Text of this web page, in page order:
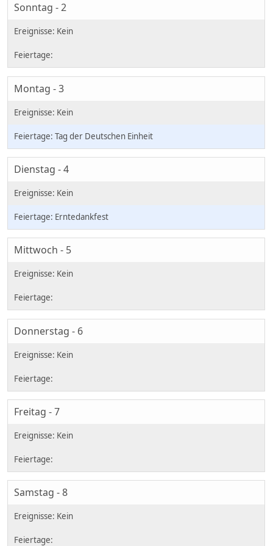
Sonntag - 2
Montag - 3
Tag der Deutschen Einheit
Dienstag - 4
Erntedankfest
Mittwoch - 5
Donnerstag - 6
Freitag - 7
Samstag - 8